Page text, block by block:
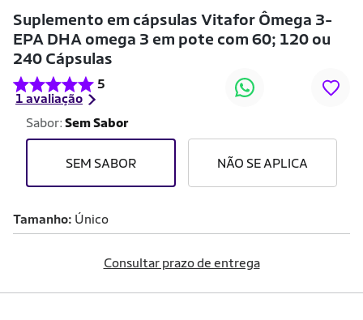
Suplemento em cápsulas Vitafor Ômega 3-
EPA DHA omega 3 em pote com 60; 120 ou
240 Cápsulas
5
1 avaliação
Sabor: Sem Sabor
SEM SABOR NÃO SE APLICA
Tamanho Único
Consultar prazo de entrega